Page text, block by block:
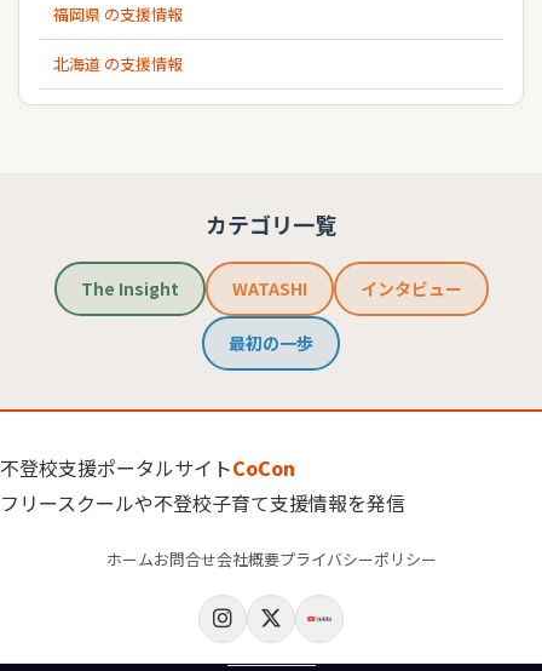
福岡県 の支援情報
北海道 の支援情報
カテゴリ一覧
The Insight WATASHI インタビュー
最初の一歩
不登校支援ポータルサイトCoCon
フリースクールや不登校子育て支援情報を発信
ホームお問合せ会社概要プライバシーポリシー